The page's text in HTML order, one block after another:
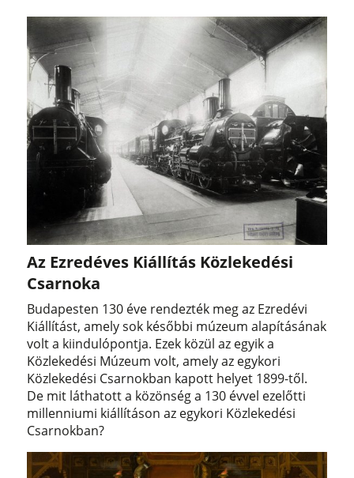
Az Ezredéves Kiállítás Közlekedési
Csarnoka
Budapesten 130 éve rendezték meg az Ezredévi
Kiállítást, amely sok későbbi múzeum alapításának
volt a kiindulópontja. Ezek közül az egyik a
Közlekedési Múzeum volt, amely az egykori
Közlekedési Csarnokban kapott helyet 1899-től.
De mit láthatott a közönség a 130 évvel ezelőtti
millenniumi kiállításon az egykori Közlekedési
Csarnokban?